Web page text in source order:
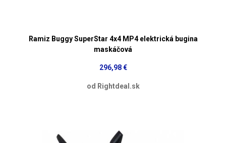
Ramiz Buggy SuperStar 4x4 MP4 elektrická bugina
maskáčová
296,98 €
od Rightdeal.sk